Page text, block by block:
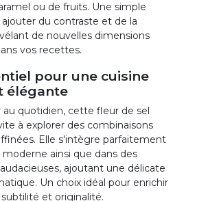
ou de fruits. Une simple
du contraste et de la
de nouvelles dimensions
vos recettes.
pour une cuisine
élégante
au quotidien, cette fleur de sel
à explorer des combinaisons
Elle s'intègre parfaitement
moderne ainsi que dans des
ajoutant une délicate
Un choix idéal pour enrichir
et originalité.